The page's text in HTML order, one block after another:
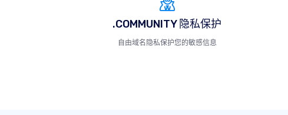
.COMMUNITY 隐私保护
自由域名隐私保护您的敏感信息